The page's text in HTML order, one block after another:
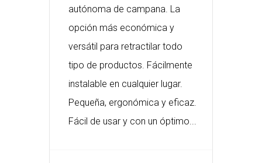
autónoma de campana. La
opción más económica y
versátil para retractilar todo
tipo de productos. Fácilmente
instalable en cualquier lugar.
Pequeña, ergonómica y eficaz.
Fácil de usar y con un óptimo...